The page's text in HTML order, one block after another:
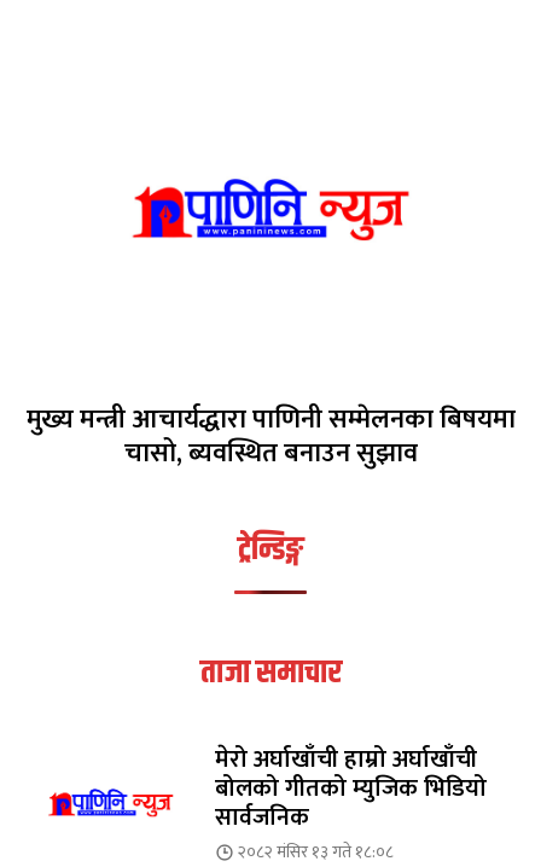
मुख्य मन्त्री आचार्यद्धारा पाणिनी सम्मेलनका बिषयमा
चासो, ब्यवस्थित बनाउन सुझाव
ट्रेन्डिङ्ग
ताजा समाचार
मेरो अर्घाखाँची हाम्रो अर्घाखाँची
बोलको गीतको म्युजिक भिडियो
सार्वजनिक
२०८२ मंसिर १३ गते १८:०८